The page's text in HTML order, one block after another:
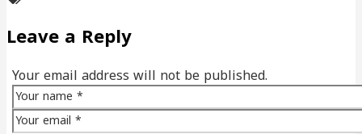
Leave a Reply
Your email address will not be published.